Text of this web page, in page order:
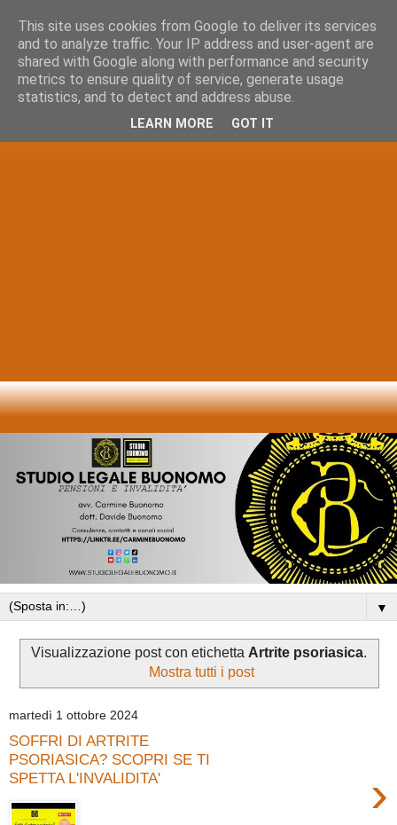
▼
Visualizzazione post con etichetta Artrite psoriasica.
Mostra tutti i post
martedì 1 ottobre 2024
SOFFRI DI ARTRITE
PSORIASICA? SCOPRI SE TI
SPETTA L'INVALIDITA'
›
This site uses cookies from Google to deliver its services
and to analyze traffic. Your IP address and user-agent are
shared with Google along with performance and security
metrics to ensure quality of service, generate usage
statistics, and to detect and address abuse.
LEARN MORE GOT IT